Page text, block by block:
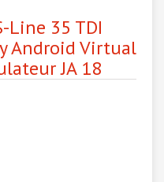
Line 35 TDI
Android Virtual
JA 18